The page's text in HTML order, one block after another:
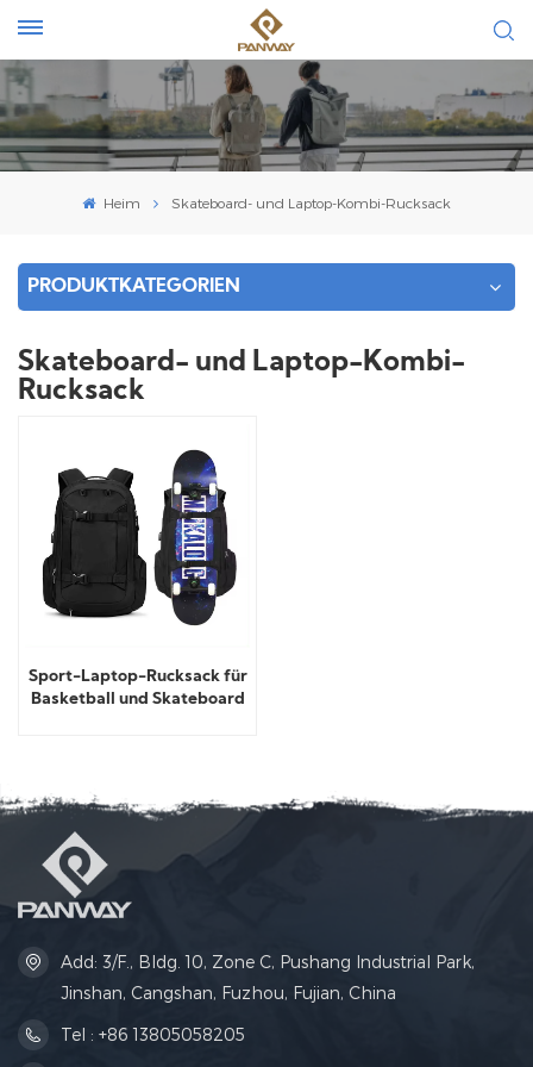
Heim Skateboard- und Laptop-Kombi-Rucksack
PRODUKTKATEGORIEN
Skateboard- und Laptop-Kombi-
Rucksack
Sport-Laptop-Rucksack für
Basketball und Skateboard
Add: 3/F., Bldg. 10, Zone C, Pushang Industrial Park,
Jinshan, Cangshan, Fuzhou, Fujian, China
Tel : +86 13805058205